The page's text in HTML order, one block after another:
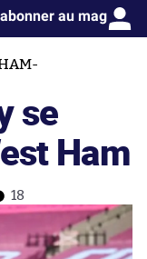
au mag
se
Ham
18